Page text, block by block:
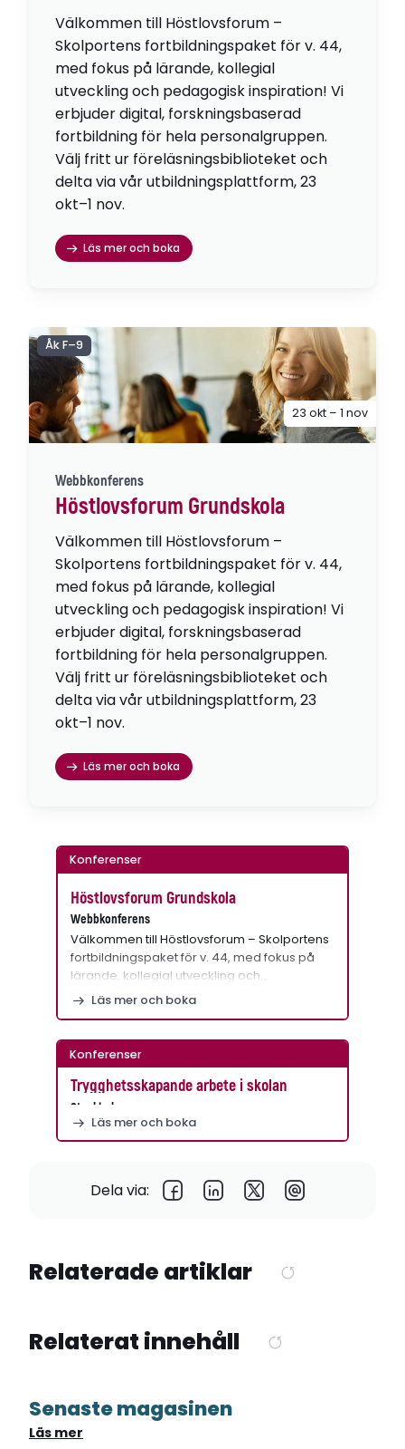
Välkommen till Höstlovsforum –
Skolportens fortbildningspaket för v. 44,
med fokus på lärande, kollegial
utveckling och pedagogisk inspiration! Vi
erbjuder digital, forskningsbaserad
fortbildning för hela personalgruppen.
Välj fritt ur föreläsningsbiblioteket och
delta via vår utbildningsplattform, 23
okt–1 nov.
Läs mer och boka
Webbkonferens
Höstlovsforum Grundskola
Välkommen till Höstlovsforum –
Skolportens fortbildningspaket för v. 44,
med fokus på lärande, kollegial
utveckling och pedagogisk inspiration! Vi
erbjuder digital, forskningsbaserad
fortbildning för hela personalgruppen.
Välj fritt ur föreläsningsbiblioteket och
delta via vår utbildningsplattform, 23
okt–1 nov.
Läs mer och boka
Åk F–9
23 okt – 1 nov
Konferenser
Höstlovsforum Grundskola
Webbkonferens
Välkommen till Höstlovsforum – Skolportens
fortbildningspaket för v. 44, med fokus på
lärande, kollegial utveckling och…
Läs mer och boka
Konferenser
Trygghetsskapande arbete i skolan
Stockholm
Läs mer och boka
Dela via:
Relaterade artiklar
Relaterat innehåll
Senaste magasinen
Läs mer